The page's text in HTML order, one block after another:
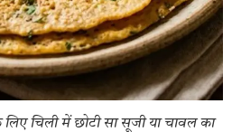
लिए चिली में छोटी सा सूजी या चावल का